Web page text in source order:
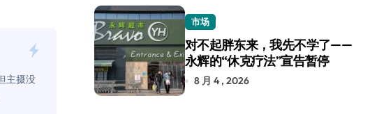
主摄没
市场
对不起胖东来，我先不学了——
永辉的“休克疗法”宣告暂停
8 月 4 , 2026